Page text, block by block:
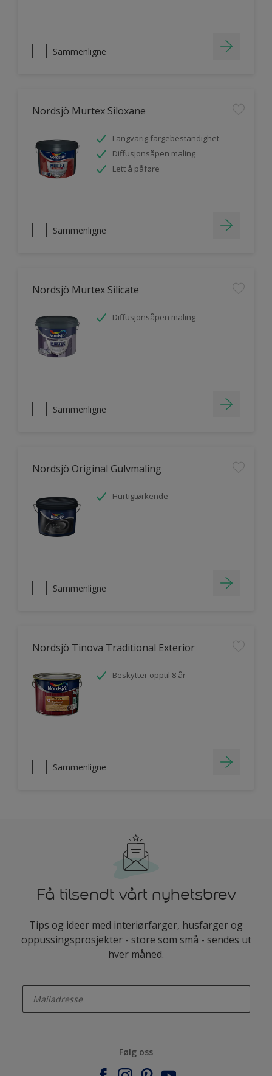
Sammenligne
Nordsjö Murtex Siloxane
Langvarig fargebestandighet
Diffusjonsåpen maling
Lett å påføre
Sammenligne
Nordsjö Murtex Silicate
Diffusjonsåpen maling
Sammenligne
Nordsjö Original Gulvmaling
Hurtigtørkende
Sammenligne
Nordsjö Tinova Traditional Exterior
Beskytter opptil 8 år
Sammenligne
Få tilsendt vårt nyhetsbrev
Tips og ideer med interiørfarger, husfarger og
oppussingsprosjekter - store som små - sendes ut
hver måned.
Følg oss